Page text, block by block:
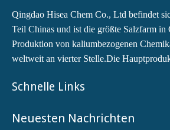
Qingdao Hisea Chem Co., Ltd befindet
Teil Chinas und ist die größte Salzfarm in
Produktion von kaliumbezogenen
weltweit an vierter Stelle.Die
Schnelle Links
Neuesten Nachrichten